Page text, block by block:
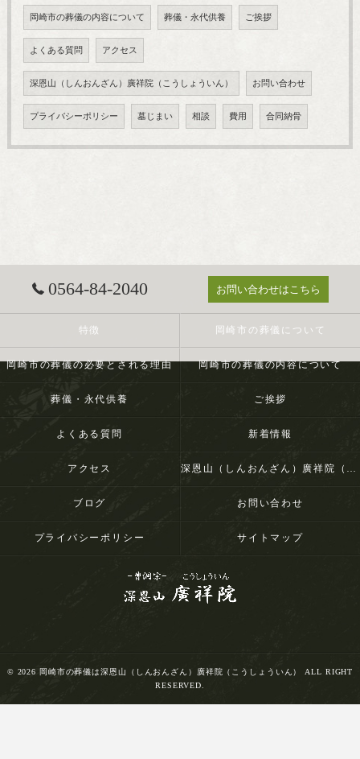
岡崎市の葬儀の内容について 葬儀・永代供養 ご挨拶
よくある質問 アクセス
深恩山（しんおんざん）廣祥院（こうしょういん） お問い合わせ
プライバシーポリシー 墓じまい 相談 費用 合同納骨
0564-84-2040 お問い合わせはこちら
特徴 岡崎市の葬儀について
岡崎市の葬儀の必要とされる理由 岡崎市の葬儀の内容について
葬儀・永代供養 ご挨拶
よくある質問 新着情報
アクセス 深恩山（しんおんざん）廣祥院（こうしょういん）
ブログ お問い合わせ
プライバシーポリシー サイトマップ
© 2026 岡崎市の葬儀は深恩山（しんおんざん）廣祥院（こうしょういん） ALL RIGHT
RESERVED.